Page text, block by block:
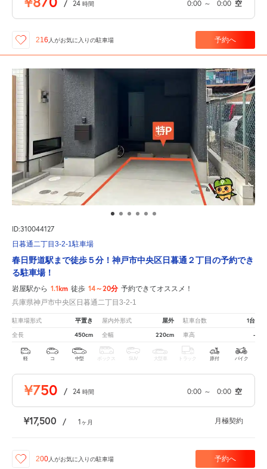
/ 24 時間 0:00 ～ 0:00 空
216 人がお気に入りの駐車場 予約へ
ID:310044127
日暮通二丁目3-2-1駐車場
春日野道駅まで徒歩５分！神戸市中央区日暮通２丁目の予約でき
る駐車場！
岩屋駅から 1.1km 徒歩 14～20分 予約できてオススメ！
兵庫県神戸市中央区日暮通二丁目3-2-1
駐車場形式 平置き 屋内外形式 屋外 駐車台数 1台
全長 450cm 全幅 220cm 車高 -
軽 コ 中型 ボックス SUV 大型車 トラック 原付 バイク
¥750 / 24 時間 0:00 ～ 0:00 空
¥17,500 / 1ヶ月 月極契約
200人がお気に入りの駐車場 予約へ